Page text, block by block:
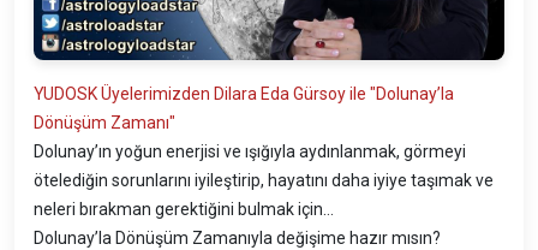
YUDOSK Üyelerimizden Dilara Eda Gürsoy ile "Dolunay’la
Dönüşüm Zamanı"
Dolunay’ın yoğun enerjisi ve ışığıyla aydınlanmak, görmeyi
ötelediğin sorunlarını iyileştirip, hayatını daha iyiye taşımak ve
neleri bırakman gerektiğini bulmak için…
Dolunay’la Dönüşüm Zamanıyla değişime hazır mısın?